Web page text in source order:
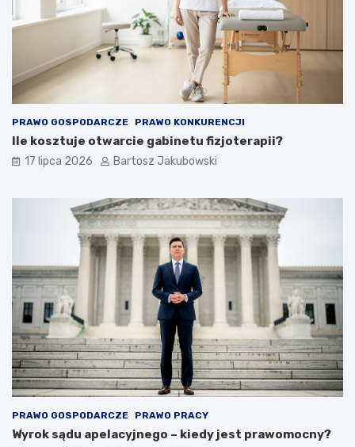
PRAWO GOSPODARCZE PRAWO KONKURENCJI
Ile kosztuje otwarcie gabinetu fizjoterapii?
17 lipca 2026 Bartosz Jakubowski
PRAWO GOSPODARCZE PRAWO PRACY
Wyrok sądu apelacyjnego – kiedy jest prawomocny?